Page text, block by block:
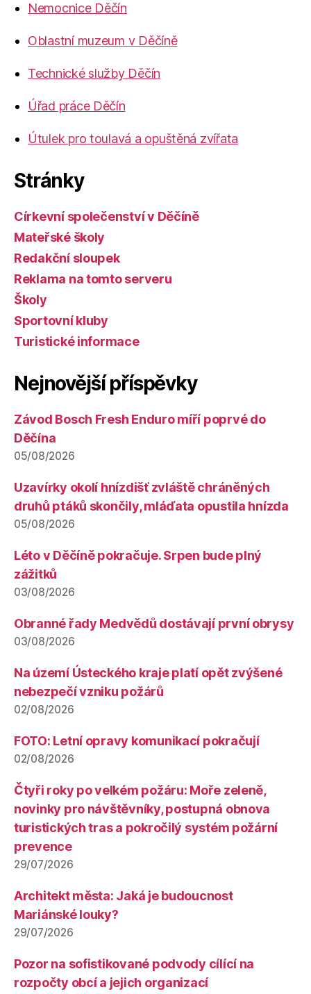
Nemocnice Děčín
Oblastní muzeum v Děčíně
Technické služby Děčín
Úřad práce Děčín
Útulek pro toulavá a opuštěná zvířata
Stránky
Církevní společenství v Děčíně
Mateřské školy
Redakční sloupek
Reklama na tomto serveru
Školy
Sportovní kluby
Turistické informace
Nejnovější příspěvky
Závod Bosch Fresh Enduro míří poprvé do
Děčína
05/08/2026
Uzavírky okolí hnízdišť zvláště chráněných
druhů ptáků skončily, mláďata opustila hnízda
05/08/2026
Léto v Děčíně pokračuje. Srpen bude plný
zážitků
03/08/2026
Obranné řady Medvědů dostávají první obrysy
03/08/2026
Na území Ústeckého kraje platí opět zvýšené
nebezpečí vzniku požárů
02/08/2026
FOTO: Letní opravy komunikací pokračují
02/08/2026
Čtyři roky po velkém požáru: Moře zeleně,
novinky pro návštěvníky, postupná obnova
turistických tras a pokročilý systém požární
prevence
29/07/2026
Architekt města: Jaká je budoucnost
Mariánské louky?
29/07/2026
Pozor na sofistikované podvody cílící na
rozpočty obcí a jejich organizací